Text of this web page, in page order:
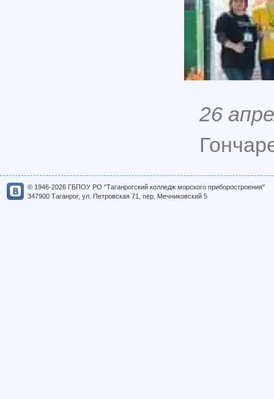
26
© 1946-2026 ГБПОУ РО "Таганрогский колледж морского приборостроения"
347900 Таганрог, ул. Петровская 71, пер. Мечниковский 5